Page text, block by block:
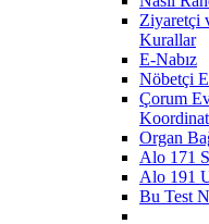
Ziyaretçi
Kurallar
E-Nabız
Nöbetçi
Çorum
Organ
Alo 171
Alo 191
Bu Test